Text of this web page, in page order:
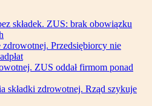
składek. ZUS: brak obowiązku
zdrowotnej. Przedsiębiorcy nie
ZUS oddał firmom ponad
składki zdrowotnej. Rząd szykuje